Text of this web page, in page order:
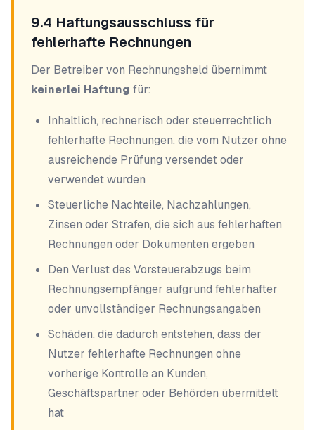
9.4 Haftungsausschluss für
fehlerhafte Rechnungen
Der Betreiber von Rechnungsheld übernimmt
keinerlei Haftung für:
Inhaltlich, rechnerisch oder steuerrechtlich
fehlerhafte Rechnungen, die vom Nutzer ohne
ausreichende Prüfung versendet oder
verwendet wurden
Steuerliche Nachteile, Nachzahlungen,
Zinsen oder Strafen, die sich aus fehlerhaften
Rechnungen oder Dokumenten ergeben
Den Verlust des Vorsteuerabzugs beim
Rechnungsempfänger aufgrund fehlerhafter
oder unvollständiger Rechnungsangaben
Schäden, die dadurch entstehen, dass der
Nutzer fehlerhafte Rechnungen ohne
vorherige Kontrolle an Kunden,
Geschäftspartner oder Behörden übermittelt
hat